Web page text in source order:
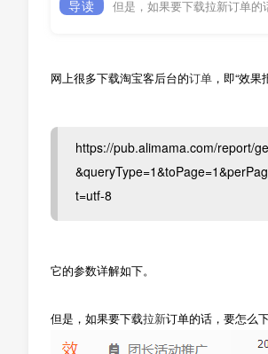
导读 但是，如果要下载拉新订单的
网上很多下载淘宝客后台的订单 ，即“效
https://pub.alimama.com/report/
t=utf-8
它的参数详解如下。
但是，如果要下载拉新订单的话，要怎么